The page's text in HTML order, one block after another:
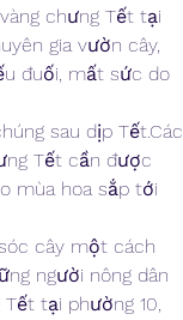
chưng Tết tại
gia vườn cây,
đuối, mất sức do
sau dịp Tết.Các
Tết cần được
mùa hoa sắp tới
cây một cách
người nông dân
tại phường 10,